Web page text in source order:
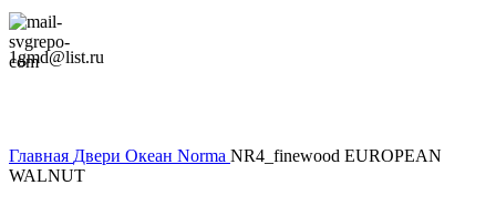
1gmd@list.ru
Главная Двери Океан Norma NR4_finewood EUROPEAN
WALNUT